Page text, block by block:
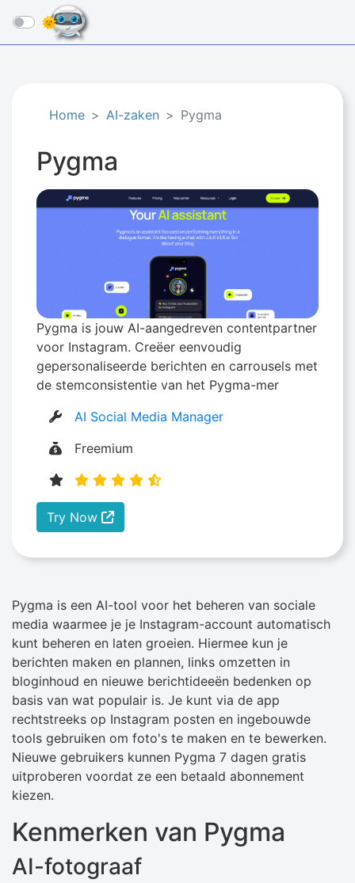
☰
Home AI-zaken Pygma
Pygma
Pygma is jouw AI-aangedreven contentpartner
voor Instagram. Creëer eenvoudig
gepersonaliseerde berichten en carrousels met
de stemconsistentie van het Pygma-mer
AI Social Media Manager
Freemium
Try Now
Pygma is een AI-tool voor het beheren van sociale
media waarmee je je Instagram-account automatisch
kunt beheren en laten groeien. Hiermee kun je
berichten maken en plannen, links omzetten in
bloginhoud en nieuwe berichtideeën bedenken op
basis van wat populair is. Je kunt via de app
rechtstreeks op Instagram posten en ingebouwde
tools gebruiken om foto's te maken en te bewerken.
Nieuwe gebruikers kunnen Pygma 7 dagen gratis
uitproberen voordat ze een betaald abonnement
kiezen.
Kenmerken van Pygma
AI-fotograaf